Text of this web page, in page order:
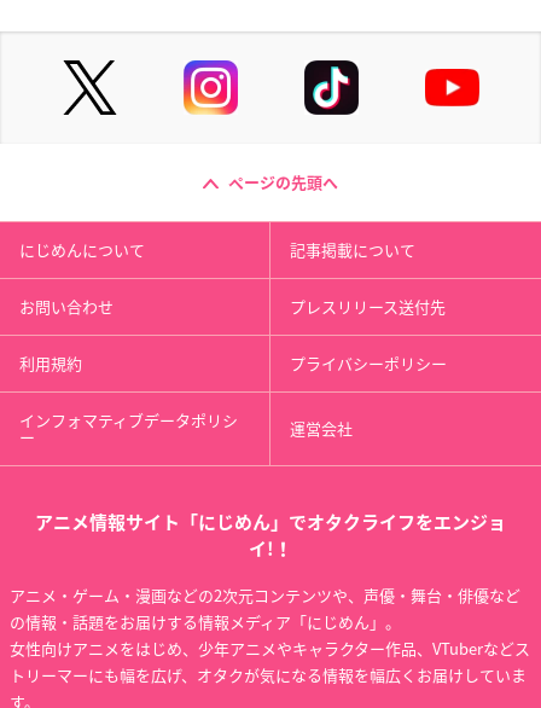
ページの先頭へ
にじめんについて 記事掲載について
お問い合わせ プレスリリース送付先
利用規約 プライバシーポリシー
インフォマティブデータポリシ
ー 運営会社
アニメ情報サイト「にじめん」でオタクライフをエンジョ
イ!！
アニメ・ゲーム・漫画などの2次元コンテンツや、声優・舞台・俳優など
の情報・話題をお届けする情報メディア「にじめん」。
女性向けアニメをはじめ、少年アニメやキャラクター作品、VTuberなどス
トリーマーにも幅を広げ、オタクが気になる情報を幅広くお届けしていま
す。